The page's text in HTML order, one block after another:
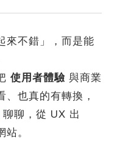
來不錯」，而是能
使用者體驗 與商業
、也真的有轉換，
聊聊，從 UX 出
。